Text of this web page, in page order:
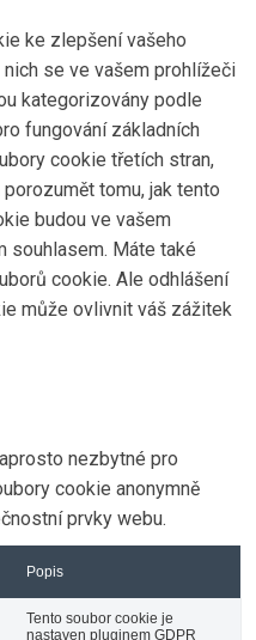
ke zlepšení vašeho
se ve vašem prohlížeči
kategorizovány podle
fungování základních
cookie třetích stran,
tomu, jak tento
budou ve vašem
souhlasem. Máte také
cookie. Ale odhlášení
může ovlivnit váš zážitek
nezbytné pro
cookie anonymně
prvky webu.
Popis
Tento soubor cookie je
nastaven pluginem GDPR